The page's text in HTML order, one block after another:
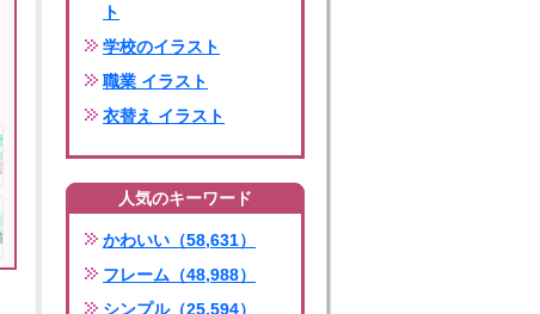
ト
学校のイラスト
職業 イラスト
衣替え イラスト
人気のキーワード
かわいい（58,631）
フレーム（48,988）
シンプル（25,594）